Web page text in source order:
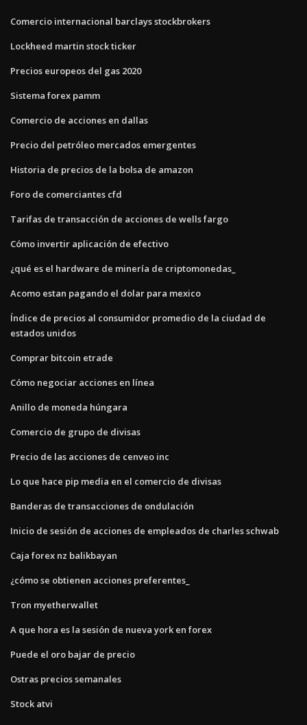
Comercio internacional barclays stockbrokers
Lockheed martin stock ticker
Precios europeos del gas 2020
Sistema forex pamm
Comercio de acciones en dallas
Precio del petróleo mercados emergentes
Historia de precios de la bolsa de amazon
Foro de comerciantes cfd
Tarifas de transacción de acciones de wells fargo
Cómo invertir aplicación de efectivo
¿qué es el hardware de minería de criptomonedas_
Acomo estan pagando el dolar para mexico
Índice de precios al consumidor promedio de la ciudad de
estados unidos
Comprar bitcoin etrade
Cómo negociar acciones en línea
Anillo de moneda húngara
Comercio de grupo de divisas
Precio de las acciones de cenveo inc
Lo que hace pip media en el comercio de divisas
Banderas de transacciones de ondulación
Inicio de sesión de acciones de empleados de charles schwab
Caja forex nz balikbayan
¿cómo se obtienen acciones preferentes_
Tron myetherwallet
A que hora es la sesión de nueva york en forex
Puede el oro bajar de precio
Ostras precios semanales
Stock atvi